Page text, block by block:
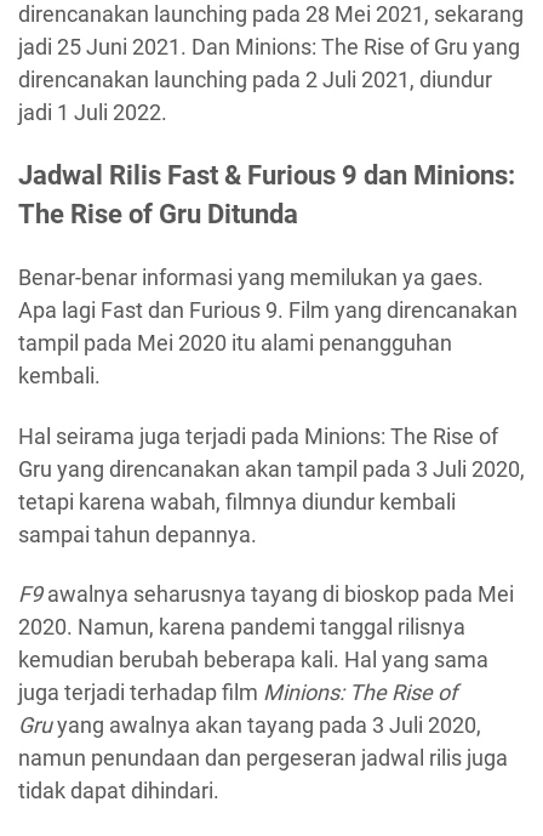
direncanakan launching pada 28 Mei 2021, sekarang
jadi 25 Juni 2021. Dan Minions: The Rise of Gru yang
direncanakan launching pada 2 Juli 2021, diundur
jadi 1 Juli 2022.
Jadwal Rilis Fast & Furious 9 dan Minions:
The Rise of Gru Ditunda
Benar-benar informasi yang memilukan ya gaes.
Apa lagi Fast dan Furious 9. Film yang direncanakan
tampil pada Mei 2020 itu alami penangguhan
kembali.
Hal seirama juga terjadi pada Minions: The Rise of
Gru yang direncanakan akan tampil pada 3 Juli 2020,
tetapi karena wabah, filmnya diundur kembali
sampai tahun depannya.
F9awalnya seharusnya tayang di bioskop pada Mei
2020. Namun, karena pandemi tanggal rilisnya
kemudian berubah beberapa kali. Hal yang sama
juga terjadi terhadap film Minions: The Rise of
Gruyang awalnya akan tayang pada 3 Juli 2020,
namun penundaan dan pergeseran jadwal rilis juga
tidak dapat dihindari.